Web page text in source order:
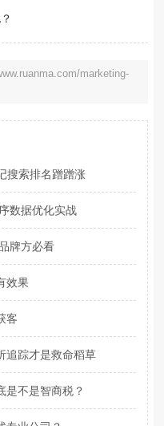
marketing-
搜索排名蹭蹭涨
数据优化实战
牌方必看
效果
客
追踪才是救命稻草
是不是智商税？